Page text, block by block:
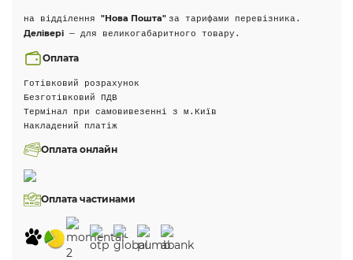
на відділення "Нова Пошта" за тарифами перевізника.
Делівері — для великогабаритного товару.
Оплата
Готівковий розрахунок
Безготівковий ПДВ
Термінал при самовивезенні з м.Київ
Накладений платіж
Оплата онлайн
Оплата частинами